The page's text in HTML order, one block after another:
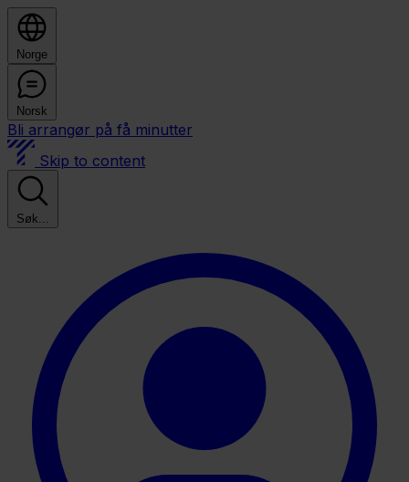
Norge
Norsk
Bli arrangør på få minutter
Skip to content
Søk...